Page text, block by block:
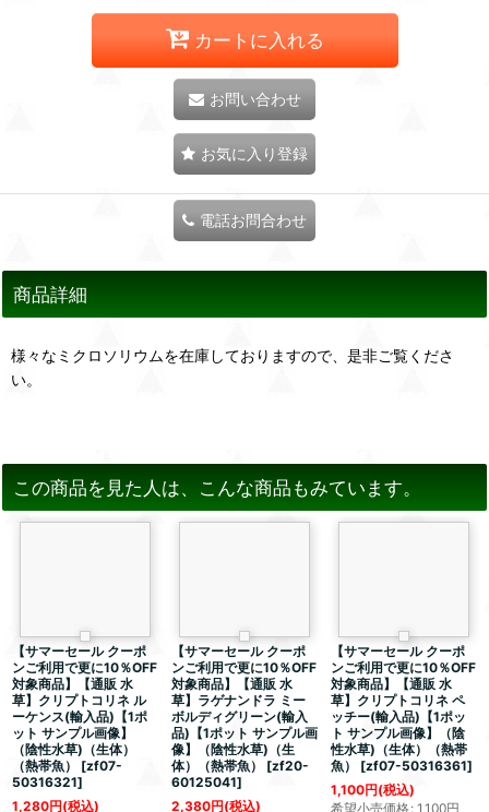
カートに入れる
お問い合わせ
お気に入り登録
電話お問合わせ
商品詳細
様々なミクロソリウムを在庫しておりますので、是非ご覧くださ
い。
この商品を見た人は、こんな商品もみています。
【サマーセール クーポ
ンご利用で更に10％OFF
対象商品】【通販 水
草】クリプトコリネ ル
ーケンス(輸入品)【1ポ
ット サンプル画像】
（陰性水草)（生体）
（熱帯魚）
[zf07-
50316321]
1,280円(税込)
【サマーセール クーポ
ンご利用で更に10％OFF
対象商品】【通販 水
草】ラゲナンドラ ミー
ボルディグリーン(輸入
品)【1ポット サンプル画
像】（陰性水草)（生
体）（熱帯魚）
[zf20-
60125041]
2,380円(税込)
【サマーセール クーポ
ンご利用で更に10％OFF
対象商品】【通販 水
草】クリプトコリネ ペ
ッチー(輸入品)【1ポッ
ト サンプル画像】（陰
性水草)（生体）（熱帯
魚）
[zf07-50316361]
1,100円(税込)
希望小売価格: 1,100円